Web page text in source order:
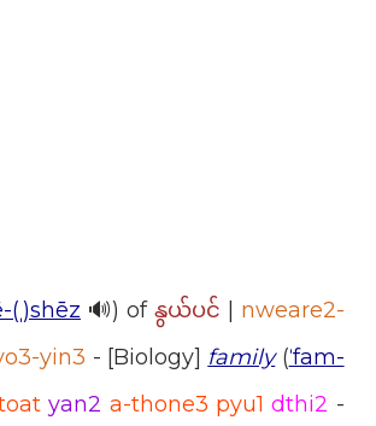
(ˌ)shēz 🔊) of နွယ်ပင် | nweare2-
yin3 - [Biology] family(ˈfam-
yan2 a-thone3 pyu1 dthi2 -